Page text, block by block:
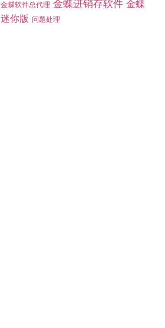
金蝶软件总代理 金蝶进销存软件 金蝶
迷你版 问题处理